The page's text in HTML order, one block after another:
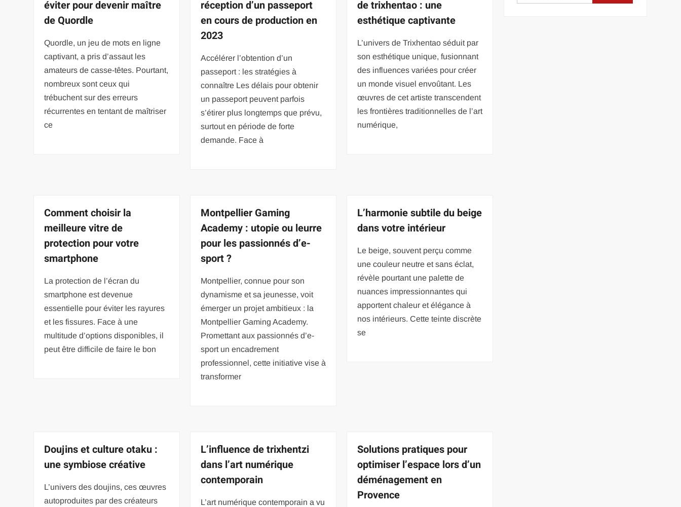
éviter pour devenir maître
de Quordle
Quordle, un jeu de mots en ligne
captivant, a pris d’assaut les
amateurs de casse-têtes. Pourtant,
nombreux sont ceux qui
trébuchent sur des erreurs
récurrentes en tentant de maîtriser
ce
réception d’un passeport
en cours de production en
2023
Accélérer l’obtention d’un
passeport : les stratégies à
connaître Les délais pour obtenir
un passeport peuvent parfois
s’étirer plus longtemps que prévu,
surtout en période de forte
demande. Face à
de trixhentao : une
esthétique captivante
L’univers de Trixhentao séduit par
son esthétique unique, fusionnant
des influences variées pour créer
un monde visuel envoûtant. Les
œuvres de cet artiste transcendent
les frontières traditionnelles de l’art
numérique,
Comment choisir la
meilleure vitre de
protection pour votre
smartphone
La protection de l’écran du
smartphone est devenue
essentielle pour éviter les rayures
et les fissures. Face à une
multitude d’options disponibles, il
peut être difficile de faire le bon
Montpellier Gaming
Academy : utopie ou leurre
pour les passionnés d’e-
sport ?
Montpellier, connue pour son
dynamisme et sa jeunesse, voit
émerger un projet ambitieux : la
Montpellier Gaming Academy.
Promettant aux passionnés d’e-
sport un encadrement
professionnel, cette initiative vise à
transformer
L’harmonie subtile du beige
dans votre intérieur
Le beige, souvent perçu comme
une couleur neutre et sans éclat,
révèle pourtant une palette de
nuances impressionnantes qui
apportent chaleur et élégance à
nos intérieurs. Cette teinte discrète
se
Doujins et culture otaku :
une symbiose créative
L’univers des doujins, ces œuvres
autoproduites par des créateurs
L’influence de trixhentzi
dans l’art numérique
contemporain
L’art numérique contemporain a vu
Solutions pratiques pour
optimiser l’espace lors d’un
déménagement en
Provence